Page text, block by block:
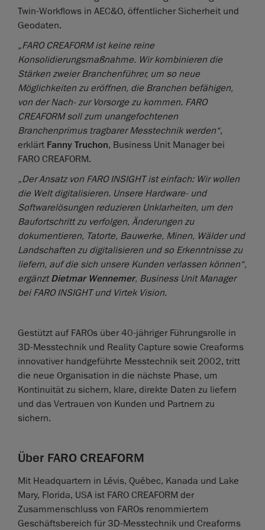
Twin-Workflows in AEC&O, öffentlicher Sicherheit und
Geodaten.
„FARO CREAFORM ist keine reine
Konsolidierungsmaßnahme. Wir kombinieren die
Stärken zweier Branchenführer, um so neue
Möglichkeiten zu eröffnen, die Branchen befähigen,
von der Nach- zur Vorsorge zu kommen. FARO
CREAFORM soll zum unangefochtenen
Branchenprimus tragbarer Messtechnik werden“,
erklärt Fanny Truchon, Business Unit Manager bei
FARO CREAFORM.
„Der Ansatz von FARO INSIGHT ist einfach: Wir wollen
die Welt digitalisieren. Unsere Hardware- und
Softwarelösungen reduzieren Unklarheiten, um den
Baufortschritt zu verfolgen, Änderungen zu
dokumentieren, Tatorte, Bauwerke, Minen, Wälder und
Landschaften zu digitalisieren und so Erkenntnisse zu
liefern, auf die sich unsere Kunden verlassen können“,
ergänztDietmar Wennemer, Business Unit Manager
bei FARO INSIGHT und Virtek Vision.
Gestützt auf FAROs über 40-jähriger Führungsrolle in
3D-Messtechnik und Reality Capture sowie Creaforms
innovativer handgeführte Messtechnik seit 2002, tritt
die neue Organisation in die nächste Phase, um
Kontinuität zu sichern, klare, direkte Daten zu liefern
und das Vertrauen von Kunden und Partnern zu
sichern.
Über FARO CREAFORM
Mit Headquartern in Lévis, Québec, Kanada und Lake
Mary, Florida, USA ist FARO CREAFORM der
Zusammenschluss von FAROs renommiertem
Geschäftsbereich für 3D-Messtechnik und Creaforms